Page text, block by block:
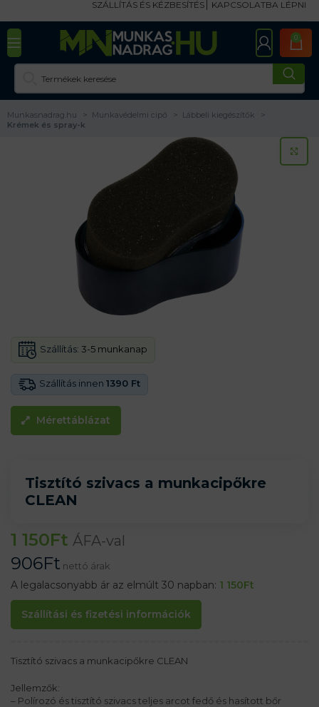
SZÁLLÍTÁS ÉS KÉZBESÍTÉS KAPCSOLATBA LÉPNI
0
Munkasnadrag.hu Munkavédelmi cipő
Lábbeli kiegészítők
Krémek és spray-k
Tisztító szivacs a munkacipőkre
CLEAN
Szállítás innen 1390 Ft
Szállítás: 3-5 munkanap
1 150Ft ÁFA-val
906Ft nettó árak
A legalacsonyabb ár az elmúlt 30 napban: 1 150Ft
Szállítási és fizetési információk
Tisztító szivacs a munkacipőkre CLEAN
Jellemzők:
– Polírozó és tisztító szivacs teljes arcot fedő és hasított bőr
Mérettáblázat